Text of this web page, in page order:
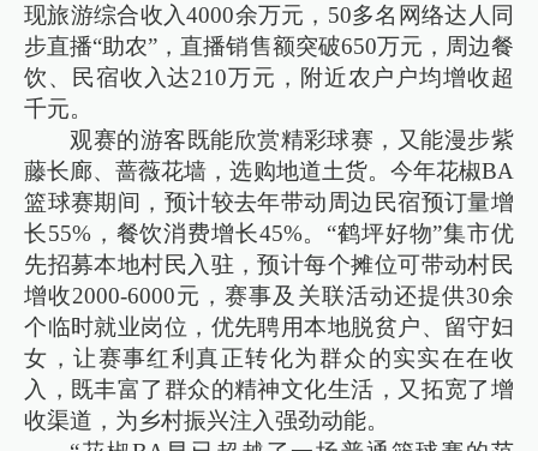
现旅游综合收入4000余万元，50多名网络达人同
步直播“助农”，直播销售额突破650万元，周边餐
饮、民宿收入达210万元，附近农户户均增收超
千元。
观赛的游客既能欣赏精彩球赛，又能漫步紫
藤长廊、蔷薇花墙，选购地道土货。今年花椒BA
篮球赛期间，预计较去年带动周边民宿预订量增
长55%，餐饮消费增长45%。“鹤坪好物”集市优
先招募本地村民入驻，预计每个摊位可带动村民
增收2000-6000元，赛事及关联活动还提供30余
个临时就业岗位，优先聘用本地脱贫户、留守妇
女，让赛事红利真正转化为群众的实实在在收
入，既丰富了群众的精神文化生活，又拓宽了增
收渠道，为乡村振兴注入强劲动能。